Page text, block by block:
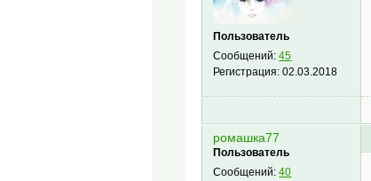
Пользователь
Сообщений:45
Регистрация:02.03.2018
ромашка77
Пользователь
Сообщений:40